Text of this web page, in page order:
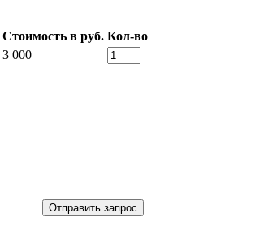
Стоимость в руб. Кол-во
3 000
Отправить запрос